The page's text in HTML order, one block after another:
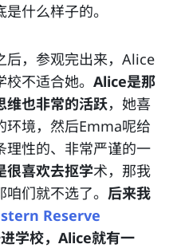
什么样子的。
后，参观完出来，Alice
不适合她。 Alice是那
维也非常的活跃，她喜
环境，然后Emma呢给
理性的、非常严谨的一
很喜欢去抠学术，那我
们就不选了。 后来我
Reserve
学校，Alice就有一